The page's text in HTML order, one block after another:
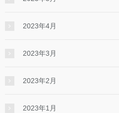
2023年4月
2023年3月
2023年2月
2023年1月